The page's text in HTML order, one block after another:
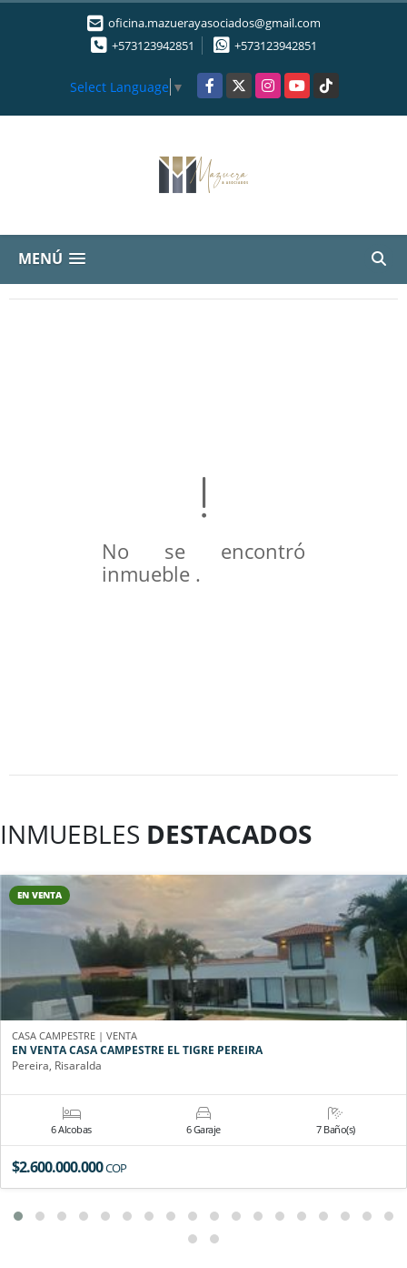
oficina.mazuerayasociados@gmail.com
+573123942851
+573123942851
Select Language ▼ Facebook
X InstagramYouTubeTikTok
MENÚ
No se encontró
inmueble .
INMUEBLES DESTACADOS
EN VENTA
CASA CAMPESTRE | VENTA
EN VENTA CASA CAMPESTRE EL TIGRE PEREIRA
Pereira, Risaralda
6 Alcobas 6 Garaje 7 Baño(s)
$2.600.000.000COP